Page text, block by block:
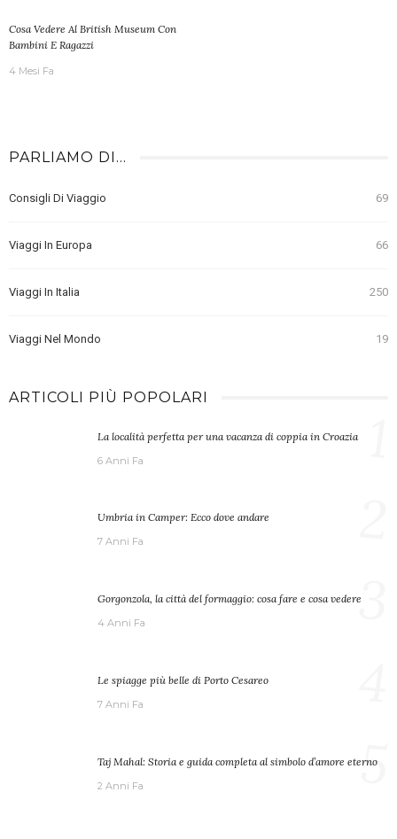
Cosa Vedere Al British Museum Con
Bambini E Ragazzi
4 Mesi Fa
PARLIAMO DI…
Consigli Di Viaggio 69
Viaggi In Europa 66
Viaggi In Italia 250
Viaggi Nel Mondo 19
ARTICOLI PIÙ POPOLARI
La località perfetta per una vacanza di coppia in Croazia
6 Anni Fa
Umbria in Camper: Ecco dove andare
7 Anni Fa
Gorgonzola, la città del formaggio: cosa fare e cosa vedere
4 Anni Fa 3
Le spiagge più belle di Porto Cesareo
7 Anni Fa
Taj Mahal: Storia e guida completa al simbolo d’amore eterno
2 Anni Fa 5